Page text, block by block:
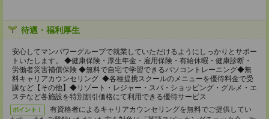
待遇・福利厚生
安心してマンパワーグループで就業していただけるようにしっかりとサポー
トいたします。 ◆健康保険・厚生年金・雇用保険・有給休暇・健康診断・
労働者災害補償保険 ◆無料で自宅で学習できるパソコントレーニング◆無
料キャリアカウンセリング ◆各種提携スクールのメニューを優待料金で受
講など【その他】◆リゾート・レジャー・スパ・ショッピング・グルメ・エ
ステなど各施設を特別割引価格にて利用できる優待サービス
ポイント！
有資格者によるキャリアカウンセリングを無料でご提供してい